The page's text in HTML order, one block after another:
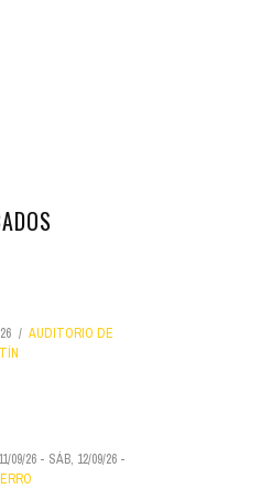
AUDITORIO DE
09/26 - SÁB, 12/09/26 -